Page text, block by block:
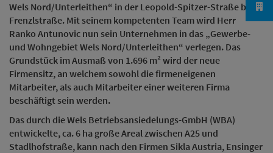
Wels Nord/Unterleithen“ in der Leopold-Spitzer-Straße bzw.
Frenzlstraße. Mit seinem kompetenten Team wird Herr
Ranko Antunovic nun sein Unternehmen in das „Gewerbe-
und Wohngebiet Wels Nord/Unterleithen“ verlegen. Das
Grundstück im Ausmaß von 1.696 m² wird der neue
Firmensitz, an welchem sowohl die firmeneigenen
Mitarbeiter, als auch Mitarbeiter einer weiteren Firma
beschäftigt sein werden.
Das durch die Wels Betriebsansiedelungs-GmbH (WBA)
entwickelte, ca. 6 ha große Areal zwischen A25 und
Stadlhofstraße, kann nach den Firmen Sikla Austria, Ensinger